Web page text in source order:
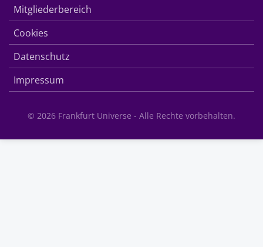
Mitgliederbereich
Cookies
Datenschutz
Impressum
© 2026 Frankfurt Universe - Alle Rechte vorbehalten.